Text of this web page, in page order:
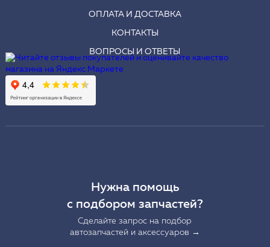
ОПЛАТА И ДОСТАВКА
КОНТАКТЫ
ВОПРОСЫ И ОТВЕТЫ
Нужна помощь
с подбором запчастей?
Сделайте запрос на подбор
автозапчастей и аксессуаров →